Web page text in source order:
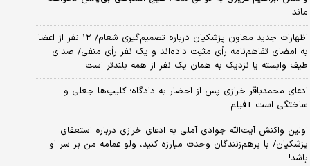
ماند
اظهارات جدید معاون پزشکیان درباره تصمیم‌گیری شعام/ ۱۲ نفر از اعضا
به امضای تفاهم‌نامه رأی مثبت داده‌اند و یک نفر رأی منفی/ صدای
طیف وابسته یا نزدیک به همان یک نفر از همه بلندتر است
ادعای محمدباقر خرازی پس از احضار به دادگاه؛ کلیپ‌ها جعلی و
ساختگی است +فیلم
اولین واکنش آیت‌الله جوادی آملی به ادعای خرازی درباره استعفای
پزشکیان/ با برهم‌زنندگان وحدت مبارزه کنید، ولو عمامه من بر سر او
باشد!